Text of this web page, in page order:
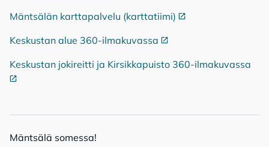
Mäntsälän karttapalvelu (karttatiimi) Ulkoinen linkki
Keskustan alue 360-ilmakuvassa Ulkoinen linkki
Keskustan jokireitti ja Kirsikkapuisto 360-ilmakuvassa
Mänt­sä­lä so­mes­sa!